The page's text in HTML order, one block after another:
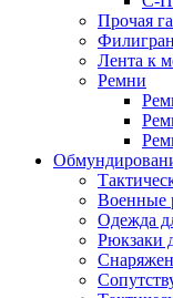
Прочая
Лента к
Ремни
Военные
Одежда
Рюкзаки